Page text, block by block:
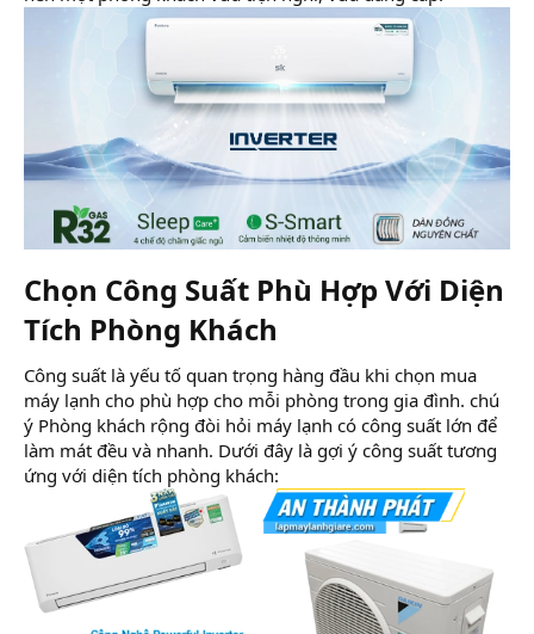
Chọn Công Suất Phù Hợp Với Diện
Tích Phòng Khách​
Công suất là yếu tố quan trọng hàng đầu khi chọn mua
máy lạnh cho phù hợp cho mỗi phòng trong gia đình. chú
ý Phòng khách rộng đòi hỏi máy lạnh có công suất lớn để
làm mát đều và nhanh. Dưới đây là gợi ý công suất tương
ứng với diện tích phòng khách: